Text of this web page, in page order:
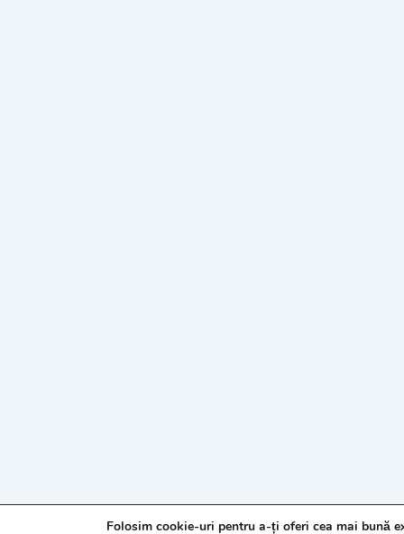
Folosim cookie-uri pentru a-ți oferi cea mai bună